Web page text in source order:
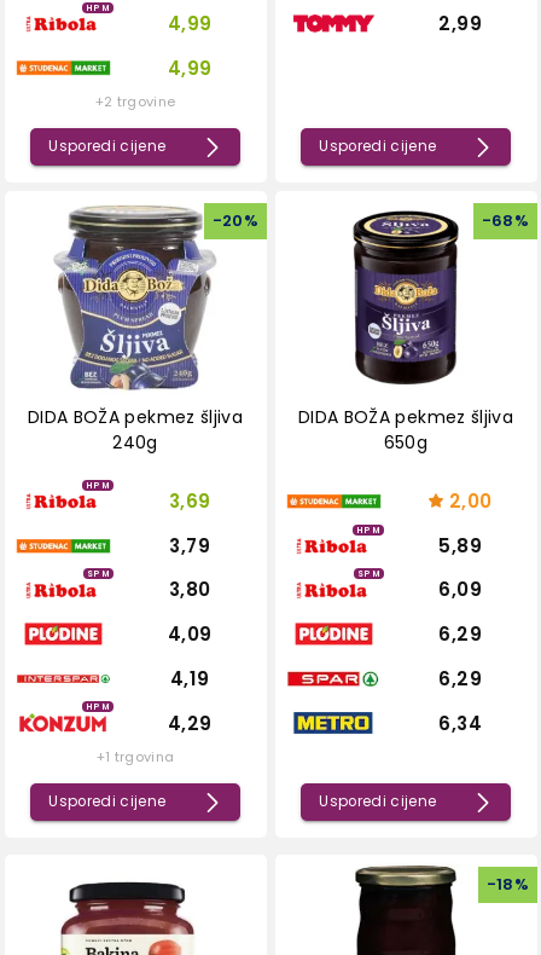
HPM
4,99
4,99
+2 trgovine
Usporedi cijene
2,99
Usporedi cijene
-20%
DIDA BOŽA pekmez šljiva
240g
HPM
3,69
3,79
SPM
3,80
4,09
4,19
HPM
4,29
+1 trgovina
Usporedi cijene
-68%
DIDA BOŽA pekmez šljiva
650g
2,00
HPM
5,89
SPM
6,09
6,29
6,29
6,34
Usporedi cijene
-18%